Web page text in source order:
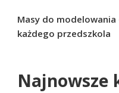
Masy do
każdego przedszkola
Najnowsze